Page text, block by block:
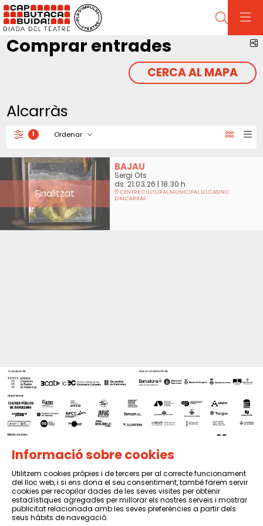
Cerca
Comprar entrades
CERCA AL MAPA
Alcarràs
Filtrar
1 Ordenar
Finalitzat
BAJAU
Sergi Ots
ds. 21.03.26 | 18:30 h
CENTRE CULTURAL MUNICIPAL LO CASINO
D'ALCARRÀS
Sitemap | Avís Legal | Política de privacitat | Contactar
Informació sobre cookies
Utilitzem cookies pròpies i de tercers per al correcte funcionament
del lloc web, i si ens dona el seu consentiment, també farem servir
cookies per recopilar dades de les seves visites per obtenir
estadístiques agregades per millorar els nostres serveis i mostrar
publicitat relacionada amb les seves preferències a partir dels
seus hàbits de navegació.